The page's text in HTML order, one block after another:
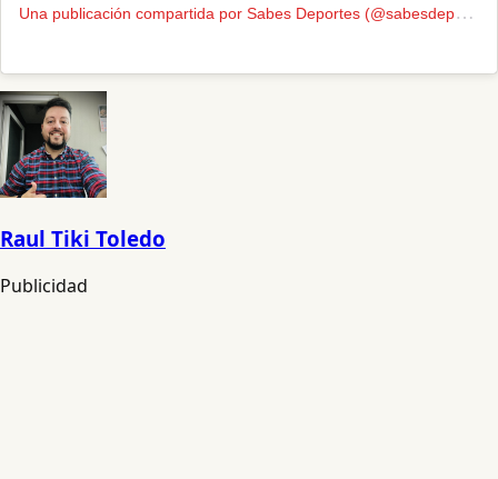
U
na publicación compartida por Sabes Deportes (@sabesdeportes)
Raul Tiki Toledo
Publicidad